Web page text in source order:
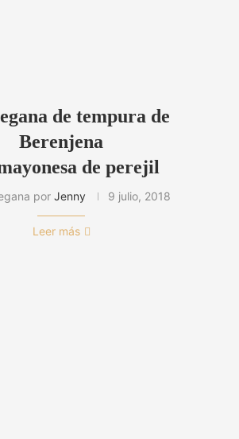
de tempura de
Berenjena
de perejil
por Jenny 9 julio, 2018
Leer más